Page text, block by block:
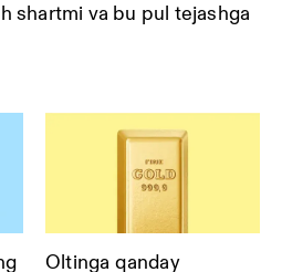
shartmi va bu pul tejashga
Oltinga qanday